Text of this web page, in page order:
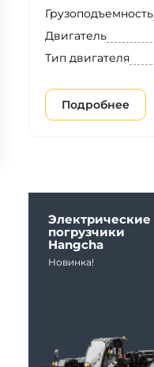
Грузоподъемность
Двигатель
Тип двигателя
Подробнее
Электрические
погрузчики
Hangcha
Новинка!